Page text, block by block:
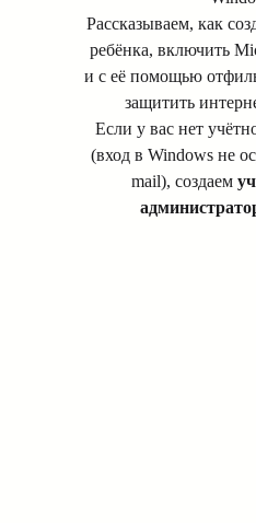
Рассказываем, как
ребёнка, включить
и с её помощью
защитить
Если у вас нет
(вход в Windows не
mail), создаем